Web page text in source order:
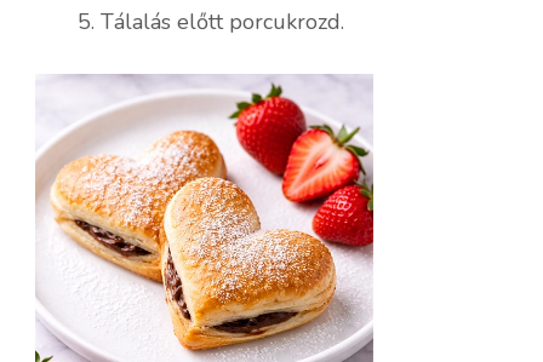
Tálalás előtt porcukrozd.